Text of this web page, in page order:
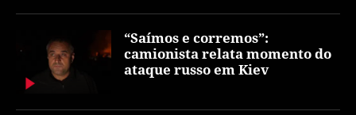
“Saímos e corremos”:
camionista relata momento do
ataque russo em Kiev